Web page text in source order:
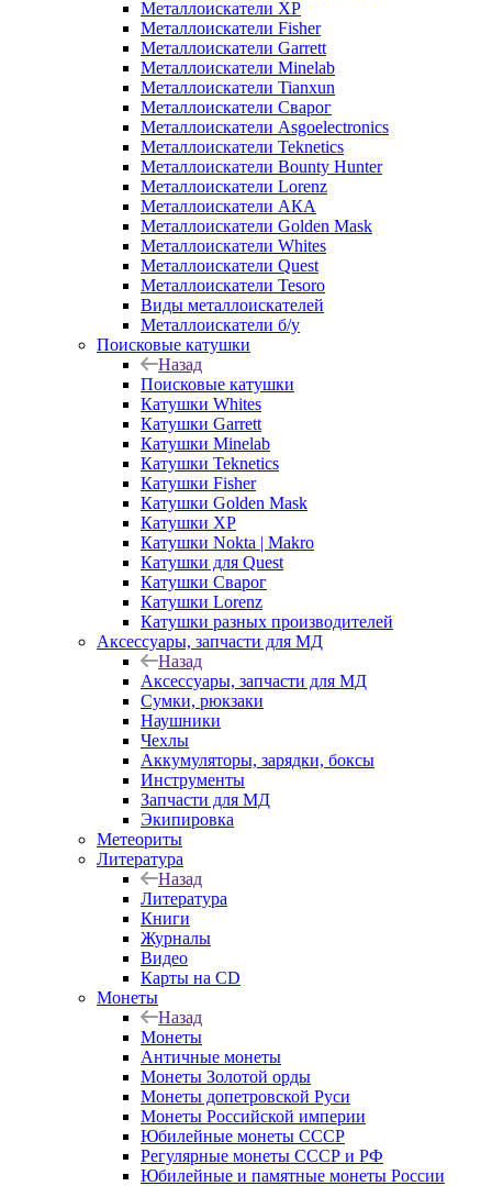
Металлоискатели XP
Металлоискатели Fisher
Металлоискатели Garrett
Металлоискатели Minelab
Металлоискатели Tianxun
Металлоискатели Сварог
Металлоискатели Asgoelectronics
Металлоискатели Teknetics
Металлоискатели Bounty Hunter
Металлоискатели Lorenz
Металлоискатели АКА
Металлоискатели Golden Mask
Металлоискатели Whites
Металлоискатели Quest
Металлоискатели Tesoro
Виды металлоискателей
Металлоискатели б/у
Поисковые катушки
Назад
Поисковые катушки
Катушки Whites
Катушки Garrett
Катушки Minelab
Катушки Teknetics
Катушки Fisher
Катушки Golden Mask
Катушки XP
Катушки Nokta | Makro
Катушки для Quest
Катушки Сварог
Катушки Lorenz
Катушки разных производителей
Аксессуары, запчасти для МД
Назад
Аксессуары, запчасти для МД
Сумки, рюкзаки
Наушники
Чехлы
Аккумуляторы, зарядки, боксы
Инструменты
Запчасти для МД
Экипировка
Метеориты
Литература
Назад
Литература
Книги
Журналы
Видео
Карты на CD
Монеты
Назад
Монеты
Античные монеты
Монеты Золотой орды
Монеты допетровской Руси
Монеты Российской империи
Юбилейные монеты СССР
Регулярные монеты СССР и РФ
Юбилейные и памятные монеты России